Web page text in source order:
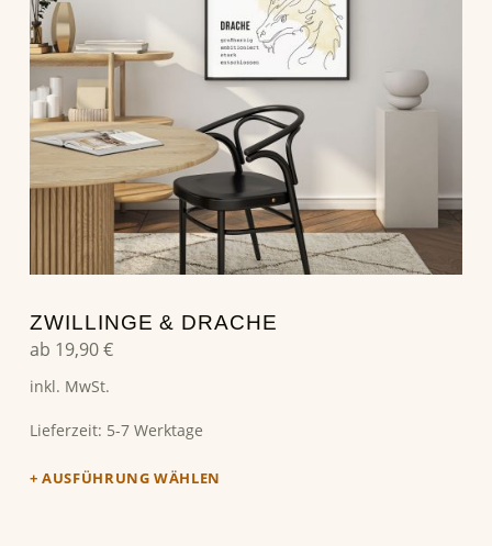
ZWILLINGE & DRACHE
ab 19,90€
inkl. MwSt.
Lieferzeit: 5-7 Werktage
AUSFÜHRUNG WÄHLEN